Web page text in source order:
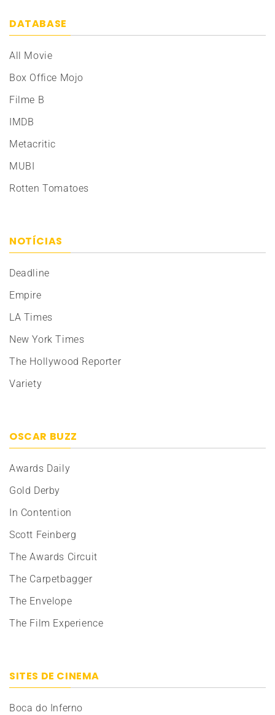
DATABASE
All Movie
Box Office Mojo
Filme B
IMDB
Metacritic
MUBI
Rotten Tomatoes
NOTÍCIAS
Deadline
Empire
LA Times
New York Times
The Hollywood Reporter
Variety
OSCAR BUZZ
Awards Daily
Gold Derby
In Contention
Scott Feinberg
The Awards Circuit
The Carpetbagger
The Envelope
The Film Experience
SITES DE CINEMA
Boca do Inferno